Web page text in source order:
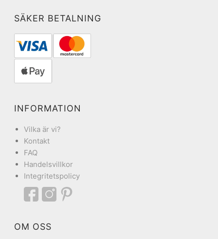
SÄKER BETALNING
INFORMATION
Vilka är vi?
Kontakt
FAQ
Handelsvillkor
Integritetspolicy
OM OSS